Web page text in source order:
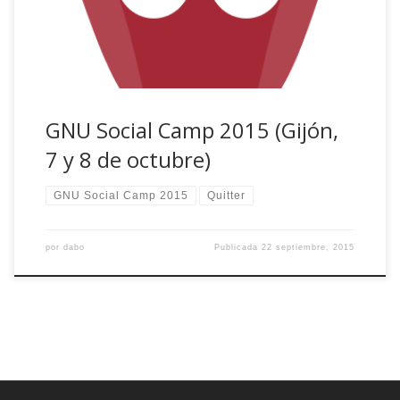
Social Camp 2015 los días 7 y 8 de octubre […]
GNU Social Camp 2015 (Gijón,
7 y 8 de octubre)
GNU Social Camp 2015 Quitter
por dabo Publicada22 septiembre, 2015